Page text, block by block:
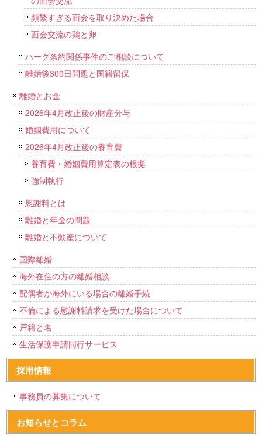
頻繁すぎる面会を取り決めた場合
面会交流の鶏と卵
ハーグ条約関係事件のご相談について
離婚後300日問題と国籍留保
離婚とお金
2026年4月改正後の財産分与
婚姻費用について
2026年4月改正後の養育費
養育費・婚姻費用算定表の根拠
強制執行
慰謝料とは
離婚と年金の問題
離婚と不動産について
国際離婚
海外在住の方の離婚相談
配偶者が海外にいる場合の離婚手続
不倫による慰謝料請求を受けた場合について
戸籍と名
生活保護申請同行サービス
採用情報
事務員の募集について
お知らせとコラム